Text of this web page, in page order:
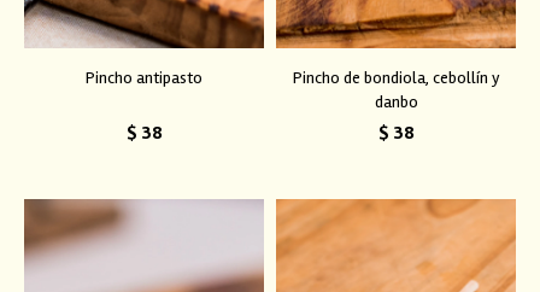
Pincho antipasto
$ 38
Pincho de bondiola, cebollín y
danbo
$ 38